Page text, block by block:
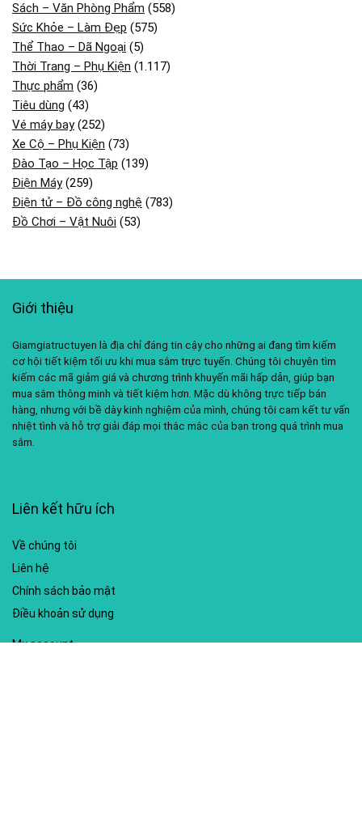
Sách – Văn Phòng Phẩm (558)
Sức Khỏe – Làm Đẹp (575)
Thể Thao – Dã Ngoại (5)
Thời Trang – Phụ Kiện (1.117)
Thực phẩm (36)
Tiêu dùng (43)
Vé máy bay(252)
Xe Cộ – Phụ Kiện (73)
Đào Tạo – Học Tập (139)
Điện Máy(259)
Điện tử – Đồ công nghệ (783)
Đồ Chơi – Vật Nuôi (53)
Giới thiệu
Giamgiatructuyen là địa chỉ đáng tin cậy cho những ai đang tìm kiếm
cơ hội tiết kiệm tối ưu khi mua sắm trực tuyến. Chúng tôi chuyên tìm
kiếm các mã giảm giá và chương trình khuyến mãi hấp dẫn, giúp bạn
mua sắm thông minh và tiết kiệm hơn. Mặc dù không trực tiếp bán
hàng, nhưng với bề dày kinh nghiệm của mình, chúng tôi cam kết tư vấn
nhiệt tình và hỗ trợ giải đáp mọi thắc mắc của bạn trong quá trình mua
sắm.
Liên kết hữu ích
Về chúng tôi
Liên hệ
Chính sách bảo mật
Điều khoản sử dụng
My account